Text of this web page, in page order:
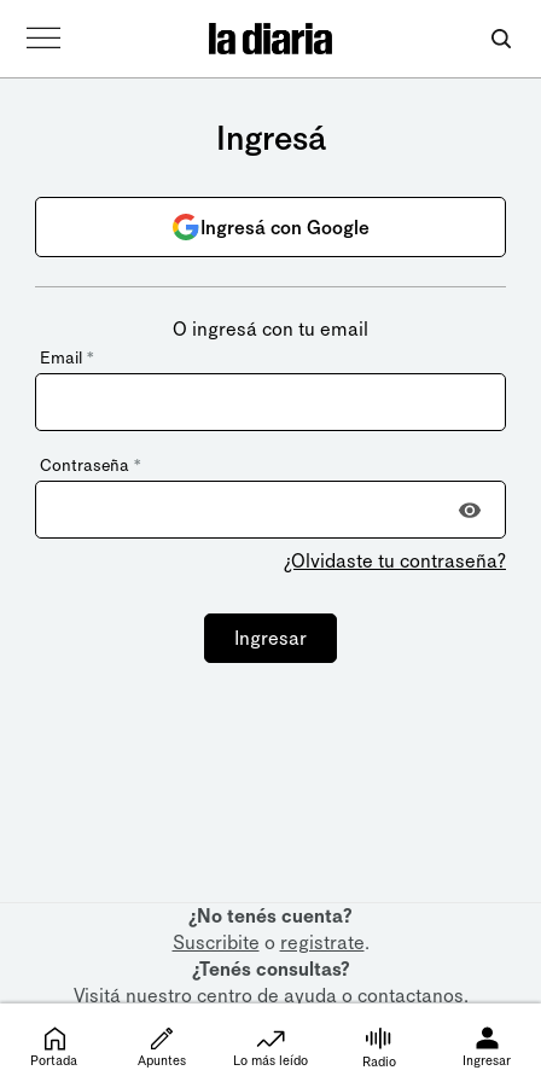
Ingresá
Ingresá con Google
O ingresá con tu email
Email *
Contraseña *
¿Olvidaste tu contraseña?
Ingresar
¿No tenés cuenta?
Suscribite o registrate.
¿Tenés consultas?
Visitá nuestrocentro de ayudaocontactanos.
Portada Apuntes Lo más leído Radio Ingresar